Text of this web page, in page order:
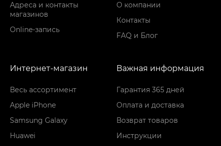
Адреса и контакты
магазинов
Online-запись
О компании
Контакты
FAQ и Блог
Интернет-магазин
Весь ассортимент
Apple iPhone
Samsung Galaxy
Huawei
Важная информация
Гарантия 365 дней
Оплата и доставка
Возврат товаров
Инструкции